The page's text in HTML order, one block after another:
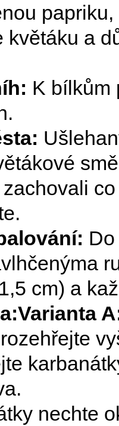
květáku a
K bílkům
cm) a
Varianta
nechte